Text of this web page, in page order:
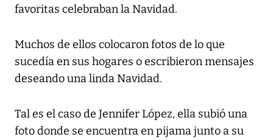
favoritas celebraban la Navidad.
Muchos de ellos colocaron fotos de lo que
sucedía en sus hogares o escribieron mensajes
deseando una linda Navidad.
Tal es el caso de Jennifer López, ella subió una
foto donde se encuentra en pijama junto a su